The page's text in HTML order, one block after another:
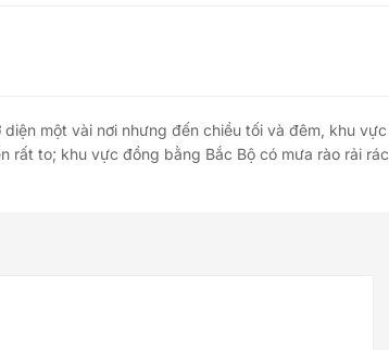
một vài nơi nhưng đến chiều tối và đêm, khu vực
rất to; khu vực đồng bằng Bắc Bộ có mưa rào rải rác